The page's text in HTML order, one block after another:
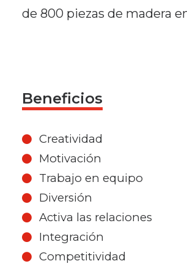
de 800 piezas de madera
Beneficios
Creatividad
Motivación
Trabajo en equipo
Diversión
Activa las relaciones
Integración
Competitividad